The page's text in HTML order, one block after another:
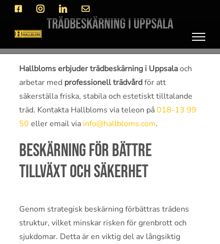
Fortsätt
innehållet
FacebookInstagramLinkedIn
E-
post
Trädbeskärning i Uppsala
Hallbloms erbjuder trädbeskärning i Uppsalaoch
arbetar med professionell trädvårdför att
säkerställa friska, stabila och estetiskt tilltalande
träd. Kontakta Hallbloms via teleon på018-13 99
50 eller email via info@hallbloms.com.
Beskärning för bättre
tillväxt och säkerhet
Genom strategisk beskärning förbättras trädens
struktur, vilket minskar risken för grenbrott och
sjukdomar. Detta är en viktig del av långsiktig